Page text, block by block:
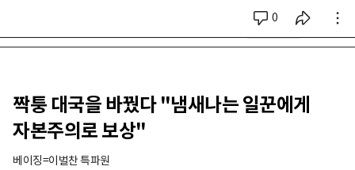
0
시리즈 전체
짝퉁 대국을 바꿨다 "냄새나는 일꾼에게
자본주의로 보상"
베이징=이벌찬 특파원